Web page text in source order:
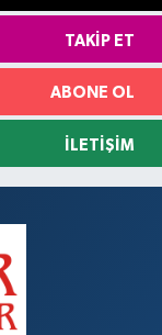
TAKIP ET
ABONE OL
İLETIŞIM